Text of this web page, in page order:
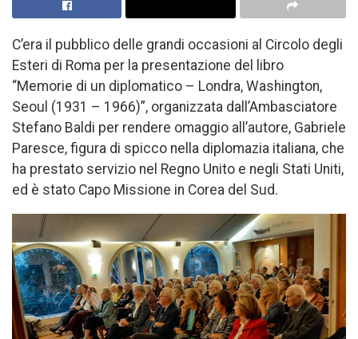
C’era il pubblico delle grandi occasioni al Circolo degli
Esteri di Roma per la presentazione del libro
“Memorie di un diplomatico – Londra, Washington,
Seoul (1931 – 1966)”, organizzata dall’Ambasciatore
Stefano Baldi per rendere omaggio all’autore, Gabriele
Paresce, figura di spicco nella diplomazia italiana, che
ha prestato servizio nel Regno Unito e negli Stati Uniti,
ed è stato Capo Missione in Corea del Sud.